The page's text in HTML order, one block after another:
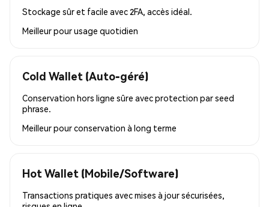
Stockage sûr et facile avec 2FA, accès idéal.
Meilleur pourusage quotidien
Cold Wallet (Auto-géré)
Conservation hors ligne sûre avec protection par seed
phrase.
Meilleur pourconservation à long terme
Hot Wallet (Mobile/Software)
Transactions pratiques avec mises à jour sécurisées,